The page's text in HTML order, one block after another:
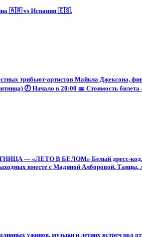
🇦🇷 vs Испания 🇪🇸.
трибьют-артистов Майкла Джексона,
🕗 Начало в 20:00 🎫 Стоимость
— «ЛЕТО В БЕЛОМ» Белый дресс-код,
вместе с Мадиной Алборовой. Танцы,
ужинов, музыки и летних встреч